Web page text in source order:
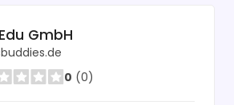
GmbH
0 (0)